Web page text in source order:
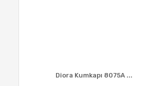
Diora Kumkapı 8075A ...